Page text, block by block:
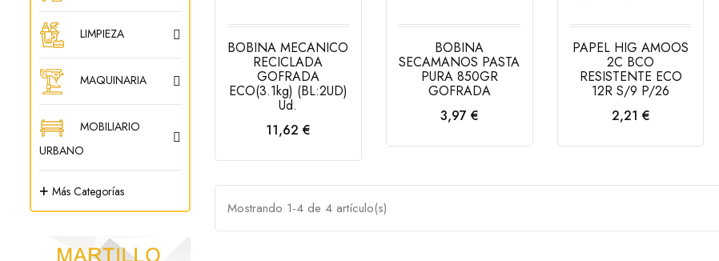
LIMPIEZA
MAQUINARIA
MOBILIARIO
URBANO
+ Más Categorías
BOBINA MECANICO
RECICLADA
GOFRADA
ECO(3.1kg) (BL:2UD)
Ud.
Precio
11,62 €
CARRITO
BOBINA
SECAMANOS PASTA
PURA 850GR
GOFRADA
Precio
3,97 €
CARRITO
PAPEL HIG AMOOS
2C BCO
RESISTENTE ECO
12R S/9 P/26
Precio
2,21 €
CARRITO
Mostrando 1-4 de 4 artículo(s)